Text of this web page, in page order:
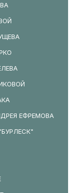
ЕФРЕМОВА